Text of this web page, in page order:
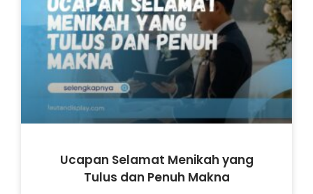
Ucapan Selamat Menikah yang
Tulus dan Penuh Makna